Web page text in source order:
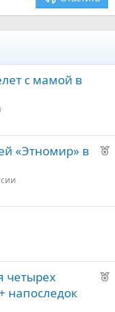
с мамой в
Р
у
«Этномир» в
Р
четырех
напоследок